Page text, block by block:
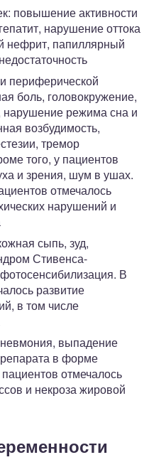
повышение активности
нарушение оттока
нефрит, папиллярный
периферической
боль, головокружение,
режима сна и
возбудимость,
тремор
того, у пациентов
и зрения, шум в ушах.
отмечалось
нарушений и
сыпь, зуд,
Стивенса-
В
развитие
в том числе
выпадение
в форме
отмечалось
и некроза жировой